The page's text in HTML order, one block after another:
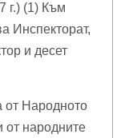
г.) (1) Към
Инспекторат,
и десет
от Народното
от народните